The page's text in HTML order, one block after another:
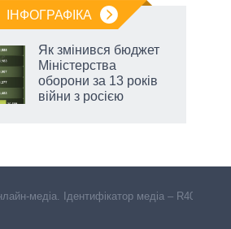
ІНФОГРАФІКА
Як змінився бюджет
Міністерства
оборони за 13 років
війни з росією
медіа. Ідентифікатор медіа – R40-